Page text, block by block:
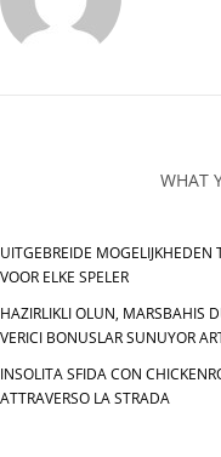
WHAT
UITGEBREIDE
VOOR ELKE SPELER
HAZIRLIKLI OLUN, MARSBAHIS
VERICI BONUSLAR SUNUYOR
INSOLITA SFIDA CON
ATTRAVERSO LA STRADA